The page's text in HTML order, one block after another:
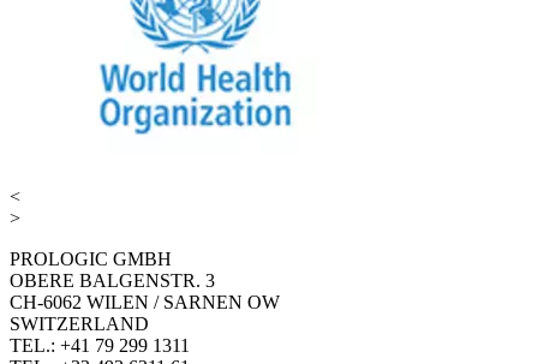
<
>
PROLOGIC GMBH
OBERE BALGENSTR. 3
CH-6062 WILEN / SARNEN OW
SWITZERLAND
TEL.: +41 79 299 1311